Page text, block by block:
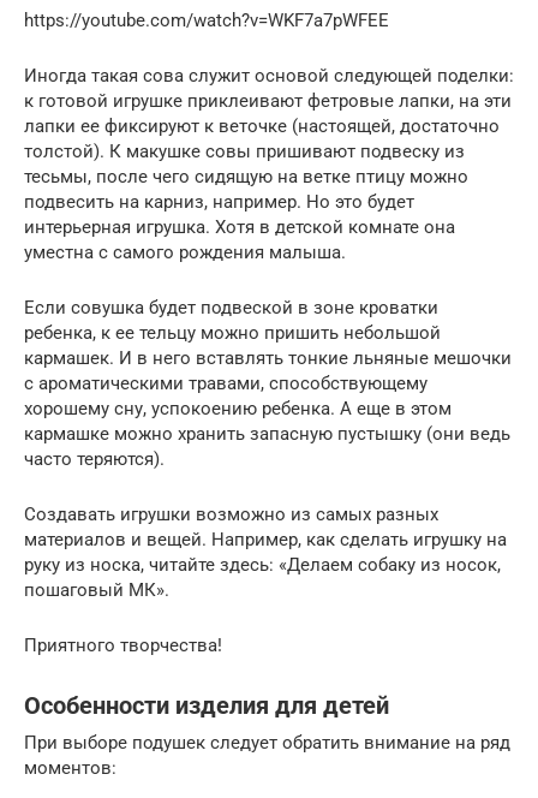
https://youtube.com/watch?v=WKF7a7pWFEE
Иногда такая сова служит основой следующей поделки:
к готовой игрушке приклеивают фетровые лапки, на эти
лапки ее фиксируют к веточке (настоящей, достаточно
толстой). К макушке совы пришивают подвеску из
тесьмы, после чего сидящую на ветке птицу можно
подвесить на карниз, например. Но это будет
интерьерная игрушка. Хотя в детской комнате она
уместна с самого рождения малыша.
Если совушка будет подвеской в зоне кроватки
ребенка, к ее тельцу можно пришить небольшой
кармашек. И в него вставлять тонкие льняные мешочки
с ароматическими травами, способствующему
хорошему сну, успокоению ребенка. А еще в этом
кармашке можно хранить запасную пустышку (они ведь
часто теряются).
Создавать игрушки возможно из самых разных
материалов и вещей. Например, как сделать игрушку на
руку из носка, читайте здесь: «Делаем собаку из носок,
пошаговый МК».
Приятного творчества!
Особенности изделия для детей
При выборе подушек следует обратить внимание на ряд
моментов: